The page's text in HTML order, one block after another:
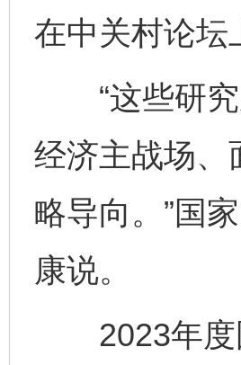
在中关村论坛
“这些研究
经济主战场、
略导向。”国
康说。
2023年度